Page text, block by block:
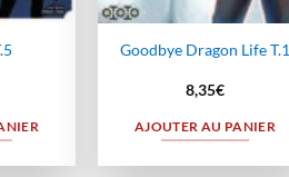
Goodbye Dragon Life T.1
8,35€
AJOUTER AU PANIER